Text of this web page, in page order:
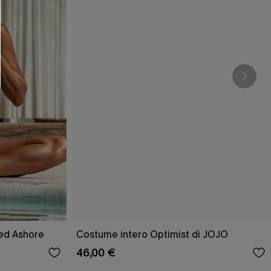
Ashore Costume intero Optimist di JOJO
46,00 €
e-mail di marketing (compresi contenuti
i nostri
come i pixel presenti nelle
valutare il livello di coinvolgimento,
che potrebbero interessarti, il tutto
. Puoi annullare l'iscrizione in qualsiasi